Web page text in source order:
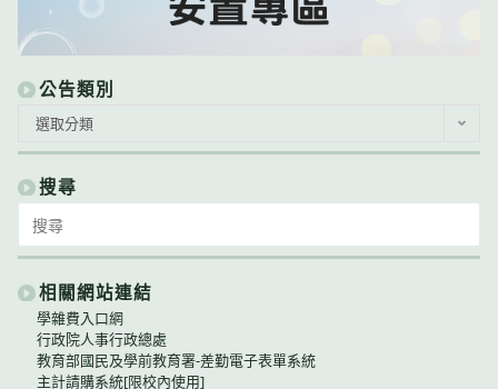
公告類別
類
別
選取分類
搜尋
for:
相關網站連結
學雜費入口網
行政院人事行政總處
教育部國民及學前教育署-差勤電子表單系統
主計請購系統[限校內使用]